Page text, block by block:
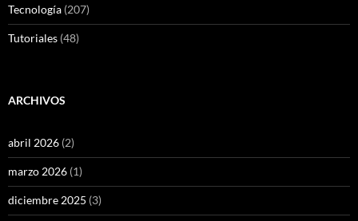
Tecnología (207)
Tutoriales (48)
ARCHIVOS
abril 2026 (2)
marzo 2026 (1)
diciembre 2025 (3)